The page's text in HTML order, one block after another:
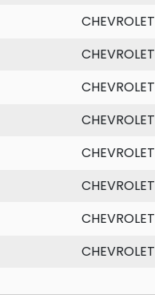
CHEVROLET
CHEVROLET
CHEVROLET
CHEVROLET
CHEVROLET
CHEVROLET
CHEVROLET
CHEVROLET